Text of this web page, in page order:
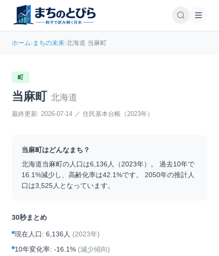
ホーム›まちの未来›北海道 当麻町
町
当麻町 北海道
最終更新: 2026-07-14 ／ 住民基本台帳（2023年）
当麻町はどんなまち？
北海道当麻町の人口は6,136 人（2023年）。 過去10年で
16.1%減少し、高齢化率は42.1%です。 2050年の推計人
口は3,525人となっています。
30秒まとめ
現在人口: 6,136人 (2023年)
10年変化率: -16.1% (減少傾向)